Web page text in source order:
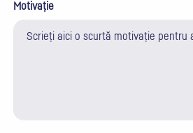
Motivație